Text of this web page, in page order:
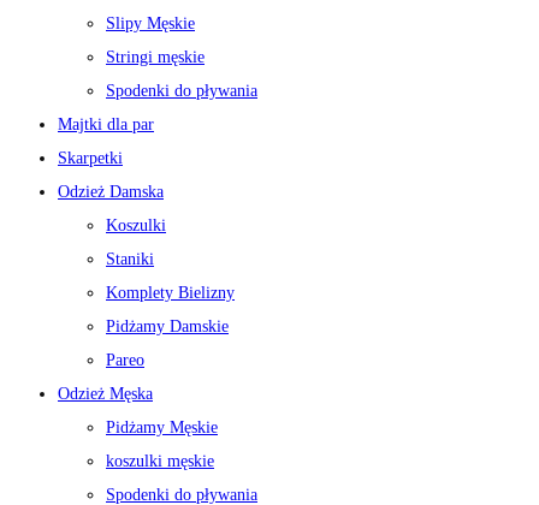
Slipy Męskie
Stringi męskie
Spodenki do pływania
Majtki dla par
Skarpetki
Odzież Damska
Koszulki
Staniki
Komplety Bielizny
Pidżamy Damskie
Pareo
Odzież Męska
Pidżamy Męskie
koszulki męskie
Spodenki do pływania